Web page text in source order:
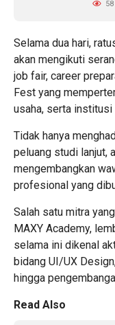
58
Selama dua hari,
akan mengikuti
job fair, career
Fest yang
usaha, serta
Tidak hanya
peluang studi lanjut,
mengembangkan
profesional yang
Salah satu mitra
MAXY Academy,
selama ini dikenal
bidang UI/UX
hingga
Read Also